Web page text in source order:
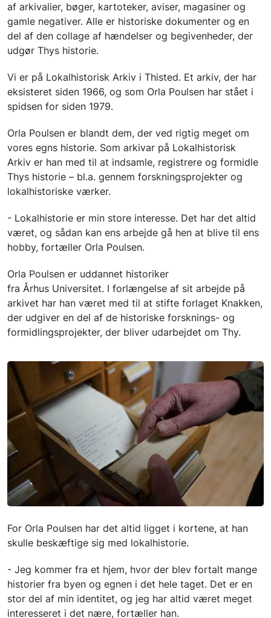
af arkivalier, bøger, kartoteker, aviser, magasiner og
gamle negativer. Alle er historiske dokumenter og en
del af den collage af hændelser og begivenheder, der
udgør Thys historie.
Vi er på Lokalhistorisk Arkiv i Thisted. Et arkiv, der har
eksisteret siden 1966, og som Orla Poulsen har stået i
spidsen for siden 1979.
Orla Poulsen er blandt dem, der ved rigtig meget om
vores egns historie. Som arkivar på Lokalhistorisk
Arkiv er han med til at indsamle, registrere og formidle
Thys historie – bl.a. gennem forskningsprojekter og
lokalhistoriske værker.
- Lokalhistorie er min store interesse. Det har det altid
været, og sådan kan ens arbejde gå hen at blive til ens
hobby, fortæller Orla Poulsen.
Orla Poulsen er uddannet historiker
fra Århus Universitet. I forlængelse af sit arbejde på
arkivet har han været med til at stifte forlaget Knakken,
der udgiver en del af de historiske forsknings- og
formidlingsprojekter, der bliver udarbejdet om Thy.
For Orla Poulsen har det altid ligget i kortene, at han
skulle beskæftige sig med lokalhistorie.
- Jeg kommer fra et hjem, hvor der blev fortalt mange
historier fra byen og egnen i det hele taget. Det er en
stor del af min identitet, og jeg har altid været meget
interesseret i det nære, fortæller han.